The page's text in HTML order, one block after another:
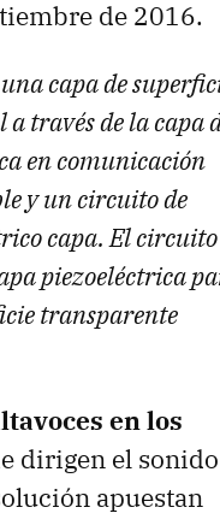
de 2016.
capa de
través de la capa
en comunicación
y un circuito de
capa. El circuito
piezoeléctrica
transparente
en los
dirigen el sonido
apuestan